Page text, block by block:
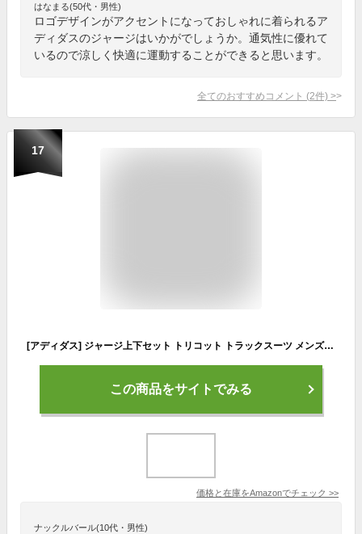
はなまる(50代・男性)
ロゴデザインがアクセントになっておしゃれに着られるア
ディダスのジャージはいかがでしょうか。通気性に優れて
いるので涼しく快適に運動することができると思います。
全てのおすすめコメント (2件) >
17
[アディダス] ジャージ上下セット トリコット トラックスーツ メンズ ブラック/ホワイト/ブラック/ホワイト (IC6775) M
この商品をサイトでみる
価格と在庫をAmazonでチェック >>
ナックルバール(10代・男性)